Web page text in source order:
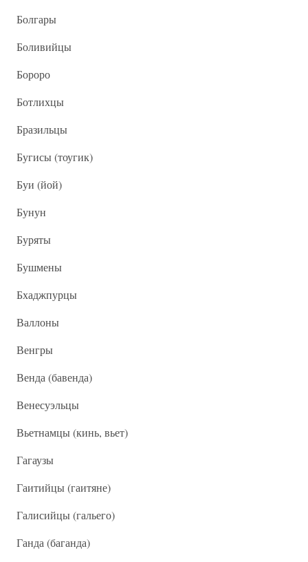
Болгары
Боливийцы
Бороро
Ботлихцы
Бразильцы
Бугисы (тоугик)
Буи (йой)
Бунун
Буряты
Бушмены
Бхаджпурцы
Валлоны
Венгры
Венда (бавенда)
Венесуэльцы
Вьетнамцы (кинь, вьет)
Гагаузы
Гаитийцы (гаитяне)
Галисийцы (гальего)
Ганда (баганда)